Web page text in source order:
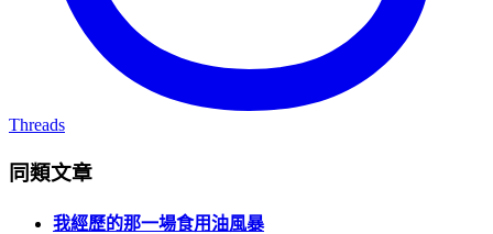
Threads
同類文章
我經歷的那一場食用油風暴